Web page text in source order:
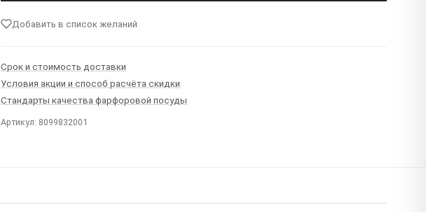
Добавить в список желаний
Срок и стоимость доставки
Условия акции и способ расчёта скидки
Стандарты качества фарфоровой посуды
Артикул: 8099832001